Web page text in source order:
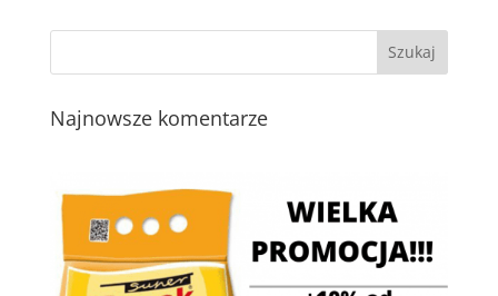
Najnowsze komentarze